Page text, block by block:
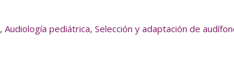
,Audiología pediátrica,Selección y adaptación de